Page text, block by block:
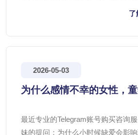
省时间等多重优势。这些优势让购
了
2026-05-03
为什么感情不幸的女性，
最近专业的Telegram账号购买咨询
妹的提问：为什么小时候缺爱会影